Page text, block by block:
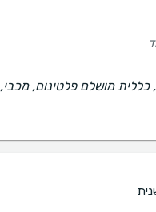
כללית מושלם פלטינום, מכבי,